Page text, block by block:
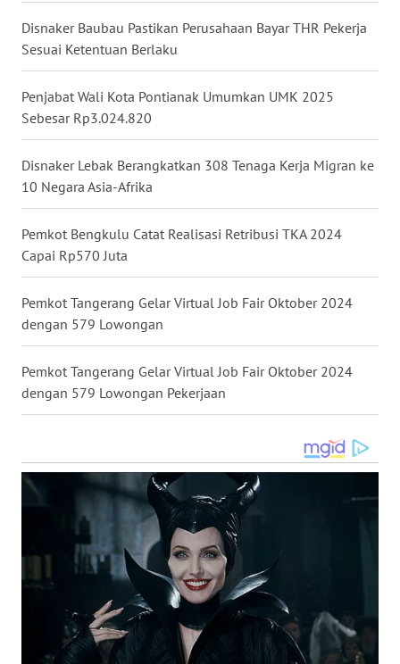
Disnaker Baubau Pastikan Perusahaan Bayar THR Pekerja
Sesuai Ketentuan Berlaku
Penjabat Wali Kota Pontianak Umumkan UMK 2025
Sebesar Rp3.024.820
Disnaker Lebak Berangkatkan 308 Tenaga Kerja Migran ke
10 Negara Asia-Afrika
Pemkot Bengkulu Catat Realisasi Retribusi TKA 2024
Capai Rp570 Juta
Pemkot Tangerang Gelar Virtual Job Fair Oktober 2024
dengan 579 Lowongan
Pemkot Tangerang Gelar Virtual Job Fair Oktober 2024
dengan 579 Lowongan Pekerjaan
WN
TANJUNG
LESUNG
WN
KARO
WN
SIMALUNGUN
WN
LABUHANBATU
WN
WN DELI
WN
TEBING
TINGGI
WN
PAKPAK
WN
KARAWANG